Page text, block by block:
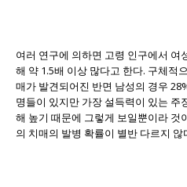
여러 연구에 의하면 고령 인구에서 여
해 약 1.5배 이상 많다고 한다. 구체적
매가 발견되어진 반면 남성의 경우
명들이 있지만 가장 설득력이 있는 주
해 높기 때문에 그렇게 보일뿐이라 것
의 치매의 발병 확률이 별반 다르지 않